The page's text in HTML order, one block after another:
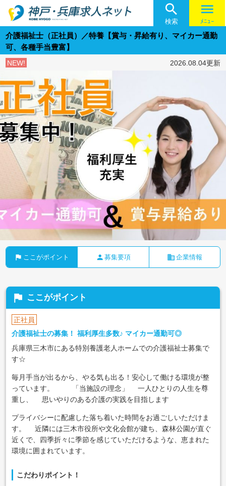

検索
menu
ﾒﾆｭｰ
介護福祉士（正社員）／特養【賞与・昇給有り、マイカー通勤
可、各種手当豊富】
NEW! 2026.08.04更新
flag ここがポイント person 募集要項 business 企業情報
flag ここがポイント
正社員
介護福祉士の募集！ 福利厚生多数♪ マイカー通勤可◎
兵庫県三木市にある特別養護老人ホームでの介護福祉士募集で
す☆
毎月手当が出るから、やる気も出る！安心して働ける環境が整
っています。
「当施設の理念」
一人ひとりの人生を尊
重し、
思いやりのある介護の実践を目指します
プライバシーに配慮した落ち着いた時間をお過ごしいただけま
す。
近隣には三木市役所や文化会館が建ち、森林公園が直ぐ
近くで、四季折々に季節を感じていただけるような、恵まれた
環境に囲まれています。
こだわりポイント！